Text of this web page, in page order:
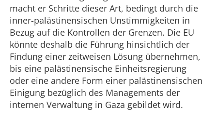
macht er Schritte dieser Art, bedingt durch die
inner-palästinensischen Unstimmigkeiten in
Bezug auf die Kontrollen der Grenzen. Die EU
könnte deshalb die Führung hinsichtlich der
Findung einer zeitweisen Lösung übernehmen,
bis eine palästinensische Einheitsregierung
oder eine andere Form einer palästinensischen
Einigung bezüglich des Managements der
internen Verwaltung in Gaza gebildet wird.